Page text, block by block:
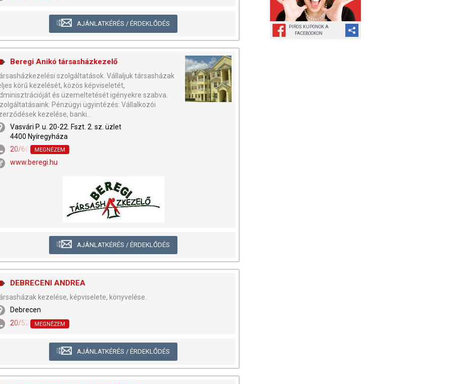
AJÁNLATKÉRÉS / ÉRDEKLŐDÉS
Beregi Anikó társasházkezelő
szolgáltatások. Vállaljuk társasházak
körű kezelését, közös képviseletét,
és üzemeltetését igényekre szabva.
Pénzügyi ügyintézés: Vállalkozói
kezelése, banki...
Vasvári P. u. 20-22. Fszt. 2. sz. üzlet
4400 Nyíregyháza
20/667-5515,42/430-639
MEGNÉZEM
www.beregi.hu
AJÁNLATKÉRÉS / ÉRDEKLŐDÉS
DEBRECENI ANDREA
kezelése, képviselete, könyvelése.
Debrecen
20/522-8909
MEGNÉZEM
AJÁNLATKÉRÉS / ÉRDEKLŐDÉS
PIROS KUPONOK A
FACEBOOKON